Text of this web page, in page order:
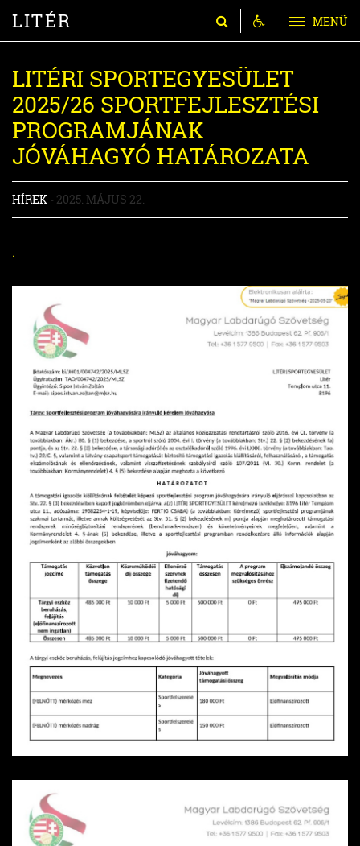
LITÉR MENÜ
LITÉRI SPORTEGYESÜLET
2025/26 SPORTFEJLESZTÉSI
PROGRAMJÁNAK
JÓVÁHAGYÓ HATÁROZATA
HÍREK - 2025. MÁJUS 22.
.